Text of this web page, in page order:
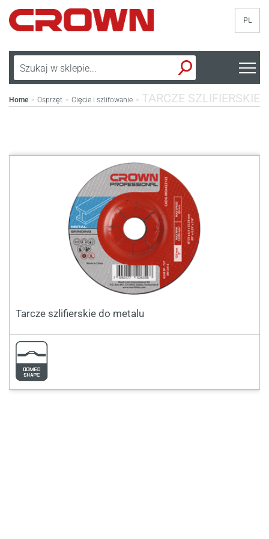
PL
Home > Osprzęt > Cięcie i szlifowanie > TARCZE SZLIFIERSKIE
Tarcze szlifierskie do metalu